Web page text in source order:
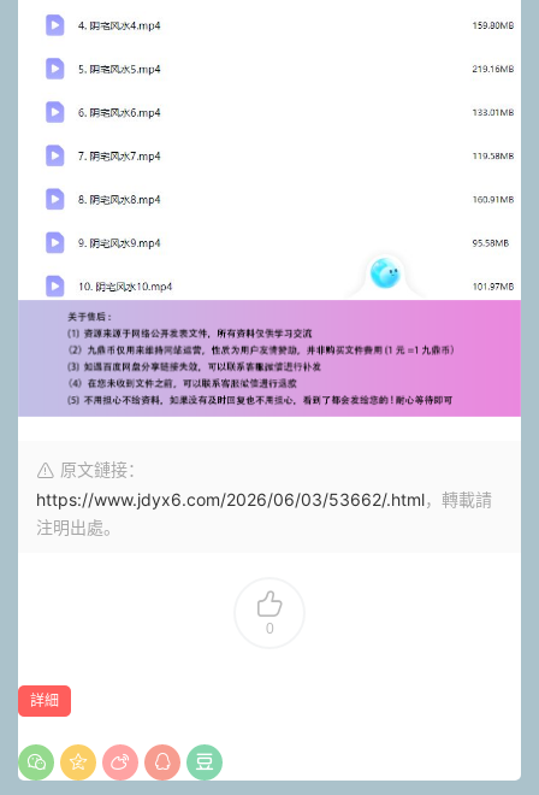
原文鏈接：
https://www.jdyx6.com/2026/06/03/53662/.html，轉載請
注明出處。
0
詳細